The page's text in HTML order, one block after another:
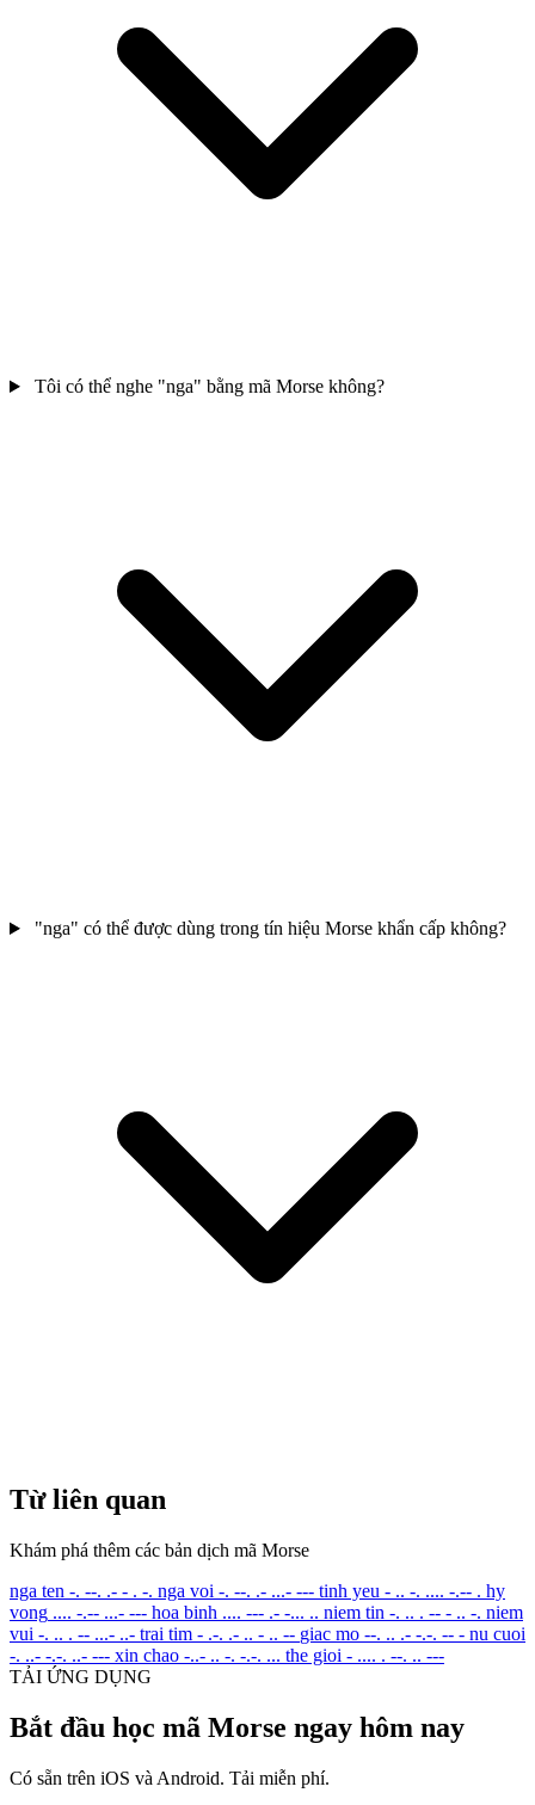
Tôi có thể nghe "nga" bằng mã Morse không?
"nga" có thể được dùng trong tín hiệu Morse khẩn cấp không?
Từ liên quan
Khám phá thêm các bản dịch mã Morse
nga ten -. --. .- - . -. nga voi -. --. .- ...- --- tinh yeu - .. -. .... -.-- . hy
vong .... -.-- ...- --- hoa binh .... --- .- -... .. niem tin -. .. . -- - .. -. niem
vui -. .. . -- ...- ..- trai tim - .-. .- .. - .. -- giac mo --. .. .- -.-. -- - nu cuoi
-. ..- -.-. ..- --- xin chao -..- .. -. -.-. ... the gioi - .... . --. .. ---
TẢI ỨNG DỤNG
Bắt đầu học mã Morse ngay hôm nay
Có sẵn trên iOS và Android. Tải miễn phí.